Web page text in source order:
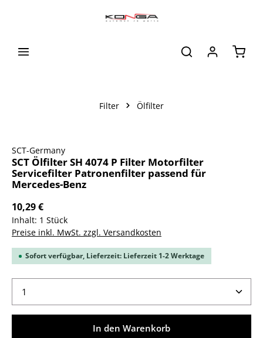
Filter Ölfilter
SCT-Germany
SCT Ölfilter SH 4074 P Filter Motorfilter
Servicefilter Patronenfilter passend für
Mercedes-Benz
10,29 €
Inhalt: 1 Stück
Preise inkl. MwSt. zzgl. Versandkosten
Sofort verfügbar, Lieferzeit: Lieferzeit 1-2 Werktage
Produkt Anzahl: Gib den gewünschten Wert ein
In den Warenkorb